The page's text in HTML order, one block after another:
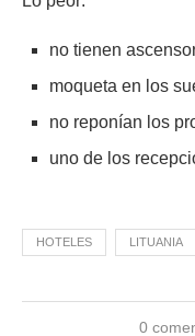
no tienen
moqueta en los
no reponían los
uno de los
HOTELES LITUANIA
0